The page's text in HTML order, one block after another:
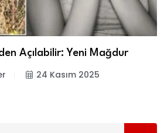
Açılabilir: Yeni Mağdur
24 Kasım 2025